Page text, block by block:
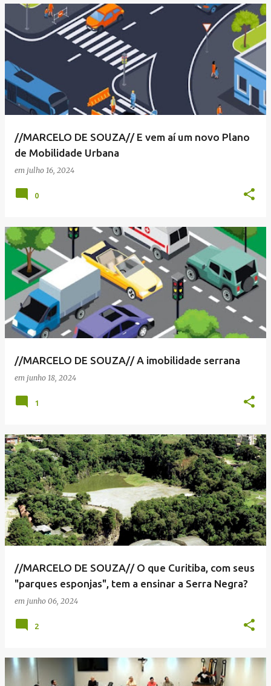
//MARCELO DE SOUZA// E vem aí um novo Plano
de Mobilidade Urbana
em julho 16, 2024
0
//MARCELO DE SOUZA// A imobilidade serrana
em junho 18, 2024
1
//MARCELO DE SOUZA// O que Curitiba, com seus
"parques esponjas", tem a ensinar a Serra Negra?
em junho 06, 2024
2